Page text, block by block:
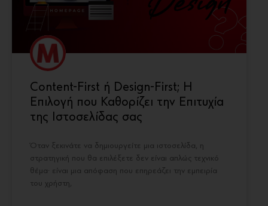
Content-First ή Design-First; Η
Επιλογή που Καθορίζει την Επιτυχία
της Ιστοσελίδας σας
Όταν ξεκινάτε να δημιουργείτε μια ιστοσελίδα, η
στρατηγική που θα επιλέξετε δεν είναι απλώς τεχνικό
θέμα· είναι μια απόφαση που επηρεάζει την εμπειρία
του χρήστη,